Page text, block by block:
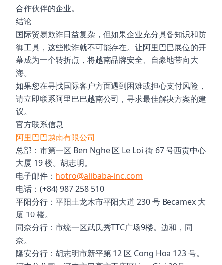
合作伙伴的企业。
结论
国际贸易欺诈日益复杂，但如果企业充分具备知识和防
御工具，这些欺诈就不可能存在。让阿里巴巴展位的开
幕成为一个转折点，将越南品牌安全、自豪地带向大
海。
如果您在寻找国际客户方面遇到困难或担心支付风险，
请立即联系阿里巴巴越南公司，寻求最佳解决方案的建
议。
官方联系信息
阿里巴巴越南有限公司
总部：市第一区 Ben Nghe 区 Le Loi 街 67 号西贡中心
大厦 19 楼。胡志明。
电子邮件： hotro@alibaba-inc.com
电话：(+84) 987 258 510
平阳分行：平阳土龙木市平阳大道 230 号 Becamex 大
厦 10 楼。
同奈分行：市统一区武氏秀TTC广场9楼。边和，同
奈。
隆安分行：胡志明市新平第 12 区 Cong Hoa 123 号。